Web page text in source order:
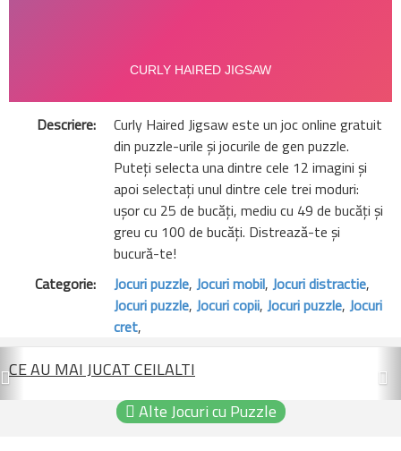
Descriere:
Curly Haired Jigsaw este un joc online gratuit
din puzzle-urile și jocurile de gen puzzle.
Puteți selecta una dintre cele 12 imagini și
apoi selectați unul dintre cele trei moduri:
ușor cu 25 de bucăți, mediu cu 49 de bucăți și
greu cu 100 de bucăți. Distrează-te și
bucură-te!
Categorie:
Jocuri puzzle, Jocuri mobil, Jocuri distractie,
Jocuri puzzle, Jocuri copii, Jocuri puzzle, Jocuri
cret,
CE AU MAI JUCAT CEILALTI
Previous
Alte Jocuri cu Puzzle